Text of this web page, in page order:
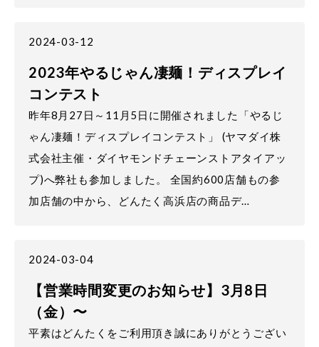
2024-03-12
2023年やるじゃん凄麺！ディスプレイ
コンテスト
昨年8月27日～11月5日に開催されました「やるじ
ゃん凄麺！ディスプレイコンテスト」 (ヤマダイ株
式会社主催・ダイヤモンドチェーンストアタイアッ
プ)へ弊社も参加しました。 全国約600店舗もの参
加店舗の中から、どんたく高浜店の商品デ…
2024-03-04
【営業時間変更のお知らせ】3月8日
（金）〜
平素はどんたくをご利用頂き誠にありがとうござい